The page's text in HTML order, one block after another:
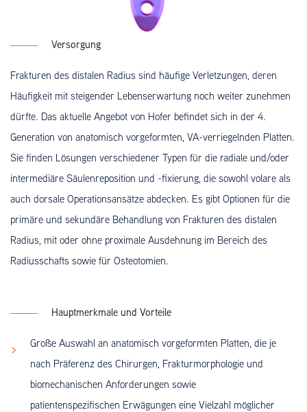
Versorgung
Frakturen des distalen Radius sind häufige Verletzungen, deren
Häufigkeit mit steigender Lebenserwartung noch weiter zunehmen
dürfte. Das aktuelle Angebot von Hofer befindet sich in der 4.
Generation von anatomisch vorgeformten, VA-verriegelnden Platten.
Sie finden Lösungen verschiedener Typen für die radiale und/oder
intermediäre Säulenreposition und -fixierung, die sowohl volare als
auch dorsale Operationsansätze abdecken. Es gibt Optionen für die
primäre und sekundäre Behandlung von Frakturen des distalen
Radius, mit oder ohne proximale Ausdehnung im Bereich des
Radiusschafts sowie für Osteotomien.
Hauptmerkmale und Vorteile
Große Auswahl an anatomisch vorgeformten Platten, die je
nach Präferenz des Chirurgen, Frakturmorphologie und
biomechanischen Anforderungen sowie
patientenspezifischen Erwägungen eine Vielzahl möglicher